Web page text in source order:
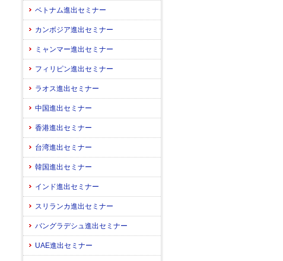
ベトナム進出セミナー
カンボジア進出セミナー
ミャンマー進出セミナー
フィリピン進出セミナー
ラオス進出セミナー
中国進出セミナー
香港進出セミナー
台湾進出セミナー
韓国進出セミナー
インド進出セミナー
スリランカ進出セミナー
バングラデシュ進出セミナー
UAE進出セミナー